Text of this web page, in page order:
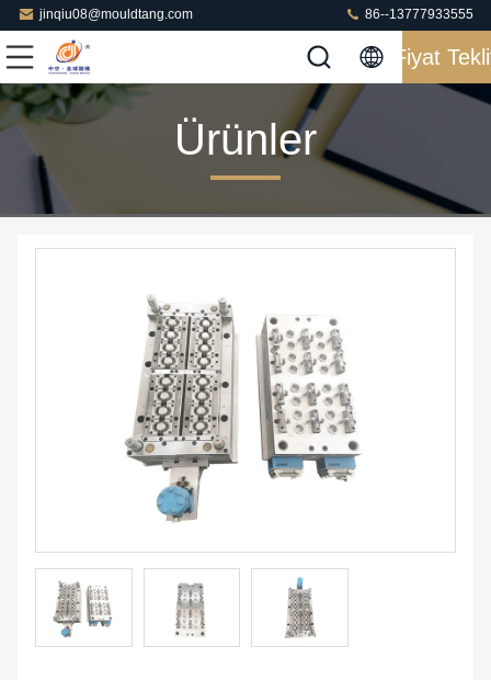
jinqiu08@mouldtang.com 86--13777933555
Fiyat
Ürünler